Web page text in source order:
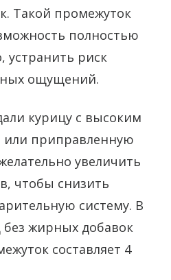
Такой промежуток
полностью
устранить риск
ощущений.
курицу с высоким
приправленную
увеличить
чтобы снизить
систему. В
без жирных добавок
составляет 4